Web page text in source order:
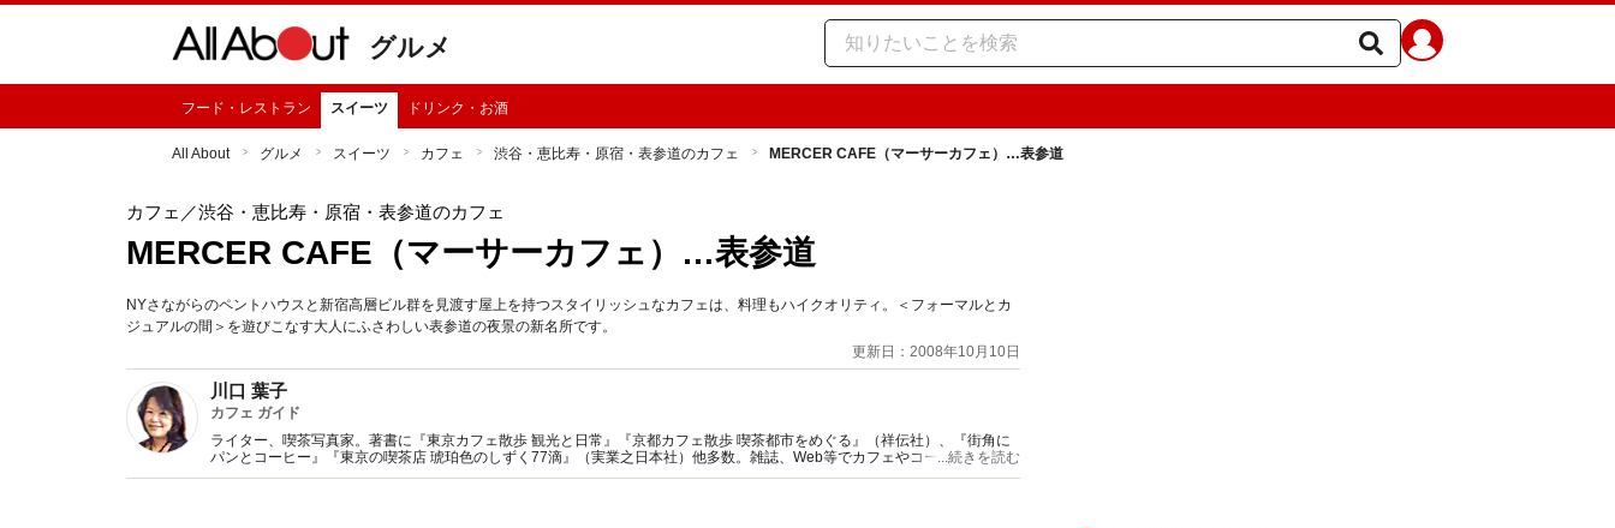
グルメ
フード・レストラン スイーツ ドリンク・お酒
All About グルメ スイーツ カフェ 渋谷・恵比寿・原宿・表参道のカフェ MERCER CAFE（マーサーカフェ）…表参道
カフェ ／渋谷・恵比寿・原宿・表参道のカフェ
MERCER CAFE（マーサーカフェ）…表参道
NYさながらのペントハウスと新宿高層ビル群を見渡す屋上を持つスタイリッシュなカフェは、料理もハイクオリティ。＜フォーマルとカ
ジュアルの間＞を遊びこなす大人にふさわしい表参道の夜景の新名所です。
更新日：2008年10月10日
川口 葉子
カフェ ガイド
ライター、喫茶写真家。著書に『東京カフェ散歩 観光と日常』『京都カフェ散歩 喫茶都市をめぐる』（祥伝社）、『街角に
パンとコーヒー』『東京の喫茶店 琥珀色のしずく77滴』（実業之日本社）他多数。雑誌、Web等でカフェやコーヒー特集の
監修、記事執筆多数。Webサイト『東京カフェマニア』主宰。
...続きを読む